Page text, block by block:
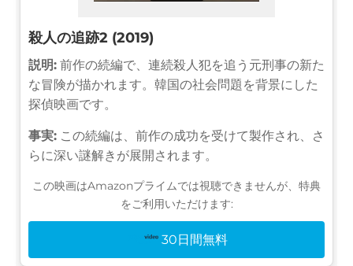
殺人の追跡2 (2019)
説明: 前作の続編で、連続殺人犯を追う元刑事の新た
な冒険が描かれます。韓国の社会問題を背景にした
探偵映画です。
事実: この続編は、前作の成功を受けて製作され、さ
らに深い謎解きが展開されます。
この映画はAmazonプライムでは視聴できませんが、特典
をご利用いただけます:
30日間無料